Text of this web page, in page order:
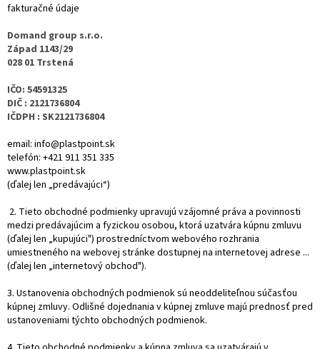
fakturačné údaje
Domand group s.r.o.
Západ 1143/29
028 01 Trstená
IČO: 54591325
DIČ : 2121736804
IČDPH : SK2121736804
email: info@plastpoint.sk
telefón: +421 911 351 335
www.plastpoint.sk
(ďalej len „predávajúci“)
2. Tieto obchodné podmienky upravujú vzájomné práva a povinnosti
medzi predávajúcim a fyzickou osobou, ktorá uzatvára kúpnu zmluvu
(ďalej len „kupujúci") prostredníctvom webového rozhrania
umiestneného na webovej stránke dostupnej na internetovej adrese ...
(ďalej len „internetový obchod").
3. Ustanovenia obchodných podmienok sú neoddeliteľnou súčasťou
kúpnej zmluvy. Odlišné dojednania v kúpnej zmluve majú prednosť pred
ustanoveniami týchto obchodných podmienok.